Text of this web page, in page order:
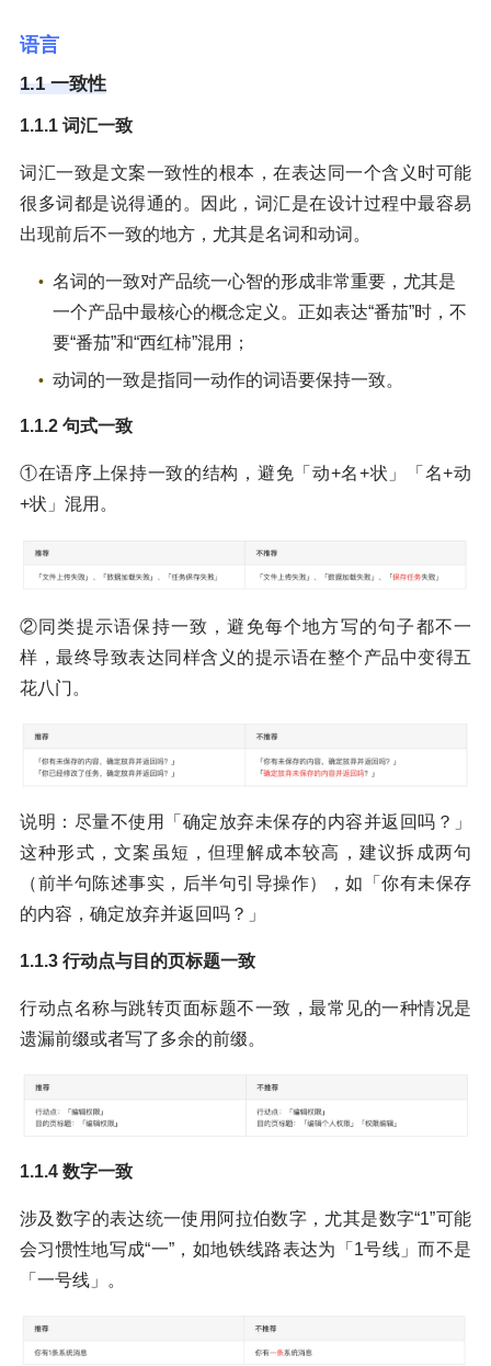
语言
1.1 一致性
1.1.1 词汇一致
词汇一致是文案一致性的根本，在表达同一个含义时可能
很多词都是说得通的。因此，词汇是在设计过程中最容易
出现前后不一致的地方，尤其是名词和动词。
名词的一致对产品统一心智的形成非常重要，尤其是
一个产品中最核心的概念定义。正如表达“番茄”时，不
要“番茄”和“西红柿”混用；
动词的一致是指同一动作的词语要保持一致。
1.1.2 句式一致
①在语序上保持一致的结构，避免「动+名+状」「名+动
+状」混用。
②同类提示语保持一致，避免每个地方写的句子都不一
样，最终导致表达同样含义的提示语在整个产品中变得五
花八门。
说明：尽量不使用「确定放弃未保存的内容并返回吗？」
这种形式，文案虽短，但理解成本较高，建议拆成两句
（前半句陈述事实，后半句引导操作），如「你有未保存
的内容，确定放弃并返回吗？」
1.1.3 行动点与目的页标题一致
行动点名称与跳转页面标题不一致，最常见的一种情况是
遗漏前缀或者写了多余的前缀。
1.1.4 数字一致
涉及数字的表达统一使用阿拉伯数字，尤其是数字“1”可能
会习惯性地写成“一”，如地铁线路表达为「1号线」而不是
「一号线」。